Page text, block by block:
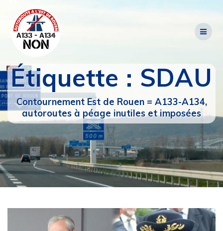
Étiquette : SDAU
Contournement Est de Rouen = A133-A134,
autoroutes à péage inutiles et imposées